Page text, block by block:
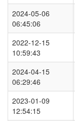
2024-05-06
06:45:06
2022-12-15
10:59:43
2024-04-15
06:29:46
2023-01-09
12:54:15